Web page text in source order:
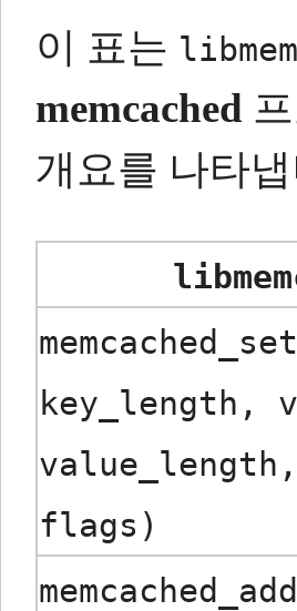
이 표는
memcached
개요를 나타
key_length,
flags)